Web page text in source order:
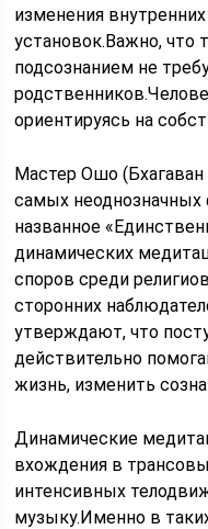
изменения
установок.Важно, что
подсознанием не
ориентируясь на
Мастер Ошо
самых неоднозначных
названное
динамических
споров среди
сторонних
утверждают, что
действительно
жизнь, изменить
Динамические
вхождения в
интенсивных
музыку.Именно в